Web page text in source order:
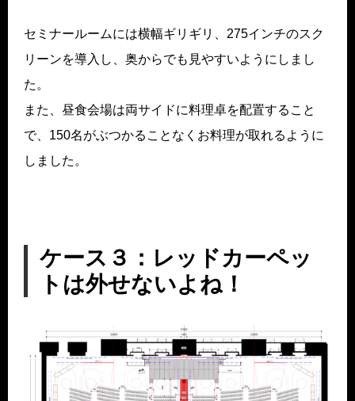
セミナールームには横幅ギリギリ、275インチのスク
リーンを導入し、奥からでも見やすいようにしまし
た。
また、昼食会場は両サイドに料理卓を配置すること
で、150名がぶつかることなくお料理が取れるように
しました。
ケース３：レッドカーペッ
トは外せないよね！